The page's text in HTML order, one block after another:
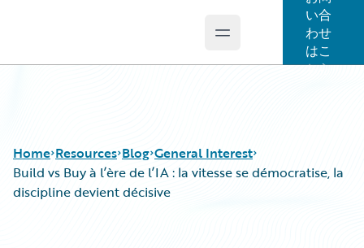
Open main menu
い合
わせ
はこ
ちら
Home Resources Blog General Interest
Build vs Buy à l’ère de l’IA : la vitesse se démocratise, la
discipline devient décisive